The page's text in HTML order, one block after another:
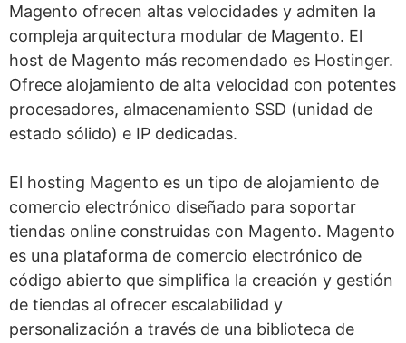
Magento ofrecen altas velocidades y admiten la
compleja arquitectura modular de Magento. El
host de Magento más recomendado es Hostinger.
Ofrece alojamiento de alta velocidad con potentes
procesadores, almacenamiento SSD (unidad de
estado sólido) e IP dedicadas.
El hosting Magento es un tipo de alojamiento de
comercio electrónico diseñado para soportar
tiendas online construidas con Magento. Magento
es una plataforma de comercio electrónico de
código abierto que simplifica la creación y gestión
de tiendas al ofrecer escalabilidad y
personalización a través de una biblioteca de